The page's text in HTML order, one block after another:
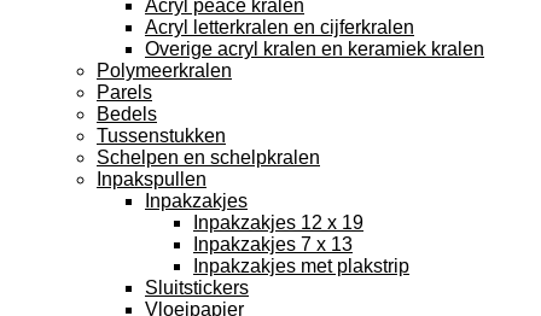
Acryl peace kralen
Acryl letterkralen en cijferkralen
Overige acryl kralen en keramiek kralen
Polymeerkralen
Parels
Bedels
Tussenstukken
Schelpen en schelpkralen
Inpakspullen
Inpakzakjes
Inpakzakjes 12 x 19
Inpakzakjes 7 x 13
Inpakzakjes met plakstrip
Sluitstickers
Vloeipapier